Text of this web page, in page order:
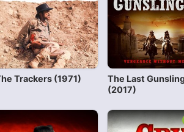
Trackers (1971)
The Last
(2017)